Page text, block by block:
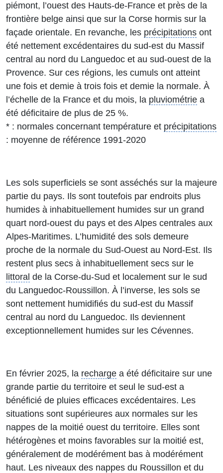
piémont, l’ouest des Hauts-de-France et près de la
frontière belge ainsi que sur la Corse hormis sur la
façade orientale. En revanche, les précipitations ont
été nettement excédentaires du sud-est du Massif
central au nord du Languedoc et au sud-ouest de la
Provence. Sur ces régions, les cumuls ont atteint
une fois et demie à trois fois et demie la normale. À
l’échelle de la France et du mois, la pluviométrie a
été déficitaire de plus de 25 %.
* : normales concernant température et précipitations
: moyenne de référence 1991-2020
Les sols superficiels se sont asséchés sur la majeure
partie du pays. Ils sont toutefois par endroits plus
humides à inhabituellement humides sur un grand
quart nord-ouest du pays et des Alpes centrales aux
Alpes-Maritimes. L’humidité des sols demeure
proche de la normale du Sud-Ouest au Nord-Est. Ils
restent plus secs à inhabituellement secs sur le
littoral de la Corse-du-Sud et localement sur le sud
du Languedoc-Roussillon. À l’inverse, les sols se
sont nettement humidifiés du sud-est du Massif
central au nord du Languedoc. Ils deviennent
exceptionnellement humides sur les Cévennes.
En février 2025, la recharge a été déficitaire sur une
grande partie du territoire et seul le sud-est a
bénéficié de pluies efficaces excédentaires. Les
situations sont supérieures aux normales sur les
nappes de la moitié ouest du territoire. Elles sont
hétérogènes et moins favorables sur la moitié est,
généralement de modérément bas à modérément
haut. Les niveaux des nappes du Roussillon et du